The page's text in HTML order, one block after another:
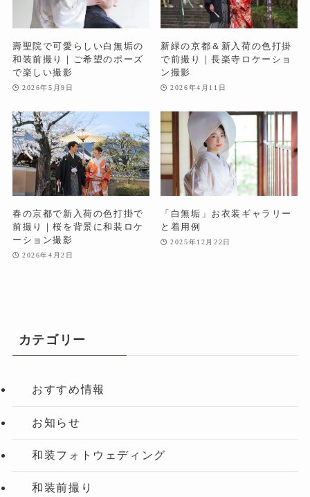
壽聖院で可愛らしい白無垢の
和装前撮り｜ご希望のポーズ
で楽しい撮影
2026年5月9日
新緑の京都＆新入荷の色打掛
で前撮り｜長楽寺ロケーショ
ン撮影
2026年4月11日
春の京都で新入荷の色打掛で
前撮り｜桜を背景に和装ロケ
ーション撮影
2026年4月2日
「白無垢」お衣装ギャラリー
と着用例
2025年12月22日
カテゴリー
おすすめ情報
お知らせ
和装フォトウェディング
和装前撮り